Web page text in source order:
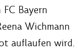
Bayern
Wichmann
auflaufen wird.